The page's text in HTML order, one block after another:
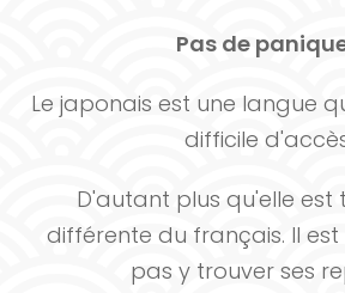
Pas de
Le japonais est une langue
difficile
D'autant plus qu'elle
différente du français. Il
pas y trouver ses